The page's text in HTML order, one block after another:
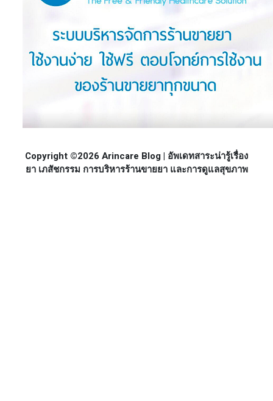
Copyright ©2026 Arincare Blog | อัพเดทสาระน่ารู้เรื่อง
ยา เภสัชกรรม การบริหารร้านขายยา และการดูแลสุขภาพ